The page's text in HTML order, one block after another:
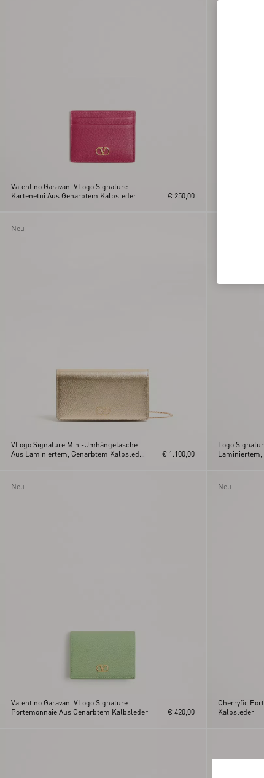
Valentino Garavani VLogo Signature
Kartenetui Aus Genarbtem Kalbsleder
€ 250,00
Valentino
Neu
VLogo Signature Mini-Umhängetasche
Aus Laminiertem, Genarbtem Kalbsleder
€ 1.100,00
Logo
Neu
Valentino Garavani VLogo Signature
Portemonnaie Aus Genarbtem Kalbsleder
€ 420,00
Neu
Cherryfic
Kalbsleder